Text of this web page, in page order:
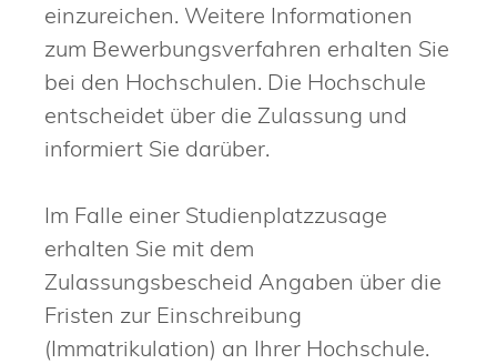
einzureichen. Weitere Informationen
zum Bewerbungsverfahren erhalten Sie
bei den Hochschulen. Die Hochschule
entscheidet über die Zulassung und
informiert Sie darüber.
Im Falle einer Studienplatzzusage
erhalten Sie mit dem
Zulassungsbescheid Angaben über die
Fristen zur Einschreibung
(Immatrikulation) an Ihrer Hochschule.